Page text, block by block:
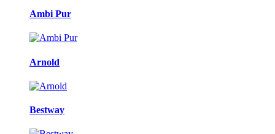
Ambi Pur
Arnold
Bestway